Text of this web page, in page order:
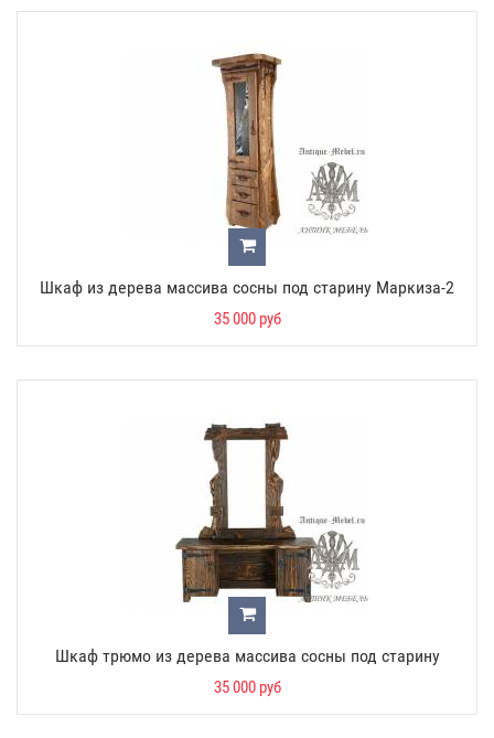
Шкаф из дерева массива сосны под старину Маркиза-2
35 000 руб
Шкаф трюмо из дерева массива сосны под старину
35 000 руб